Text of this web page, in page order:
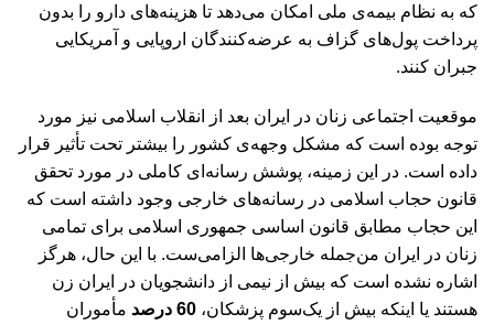
که به نظام بیمه‌ی ملی امکان می‌دهد تا هزینه‌های دارو را بدون
پرداخت پول‌های گزاف به عرضه‌کنندگان اروپایی و آمریکایی
جبران کنند.
موقعیت اجتماعی زنان در ایران بعد از انقلاب اسلامی نیز مورد
توجه بوده است که مشکل وجهه‌ی کشور را بیشتر تحت تأثیر قرار
داده است. در این زمینه، پوشش رسانه‌ای کاملی در مورد تحقق
قانون حجاب اسلامی در رسانه‌های خارجی وجود داشته است که
این حجاب مطابق قانون اساسی جمهوری اسلامی برای تمامی
زنان در ایران من‌جمله خارجی‌ها الزامی‌ست. با این حال، هرگز
اشاره نشده است که بیش از نیمی از دانشجویان در ایران زن
هستند یا اینکه بیش از یک‌سوم پزشکان، 60 درصد
مأموران